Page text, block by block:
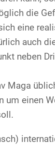
die
eine
auch
neben
Maga
um einen